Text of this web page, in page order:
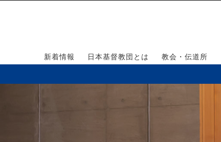
新着情報 日本基督教団とは 教会・伝道所